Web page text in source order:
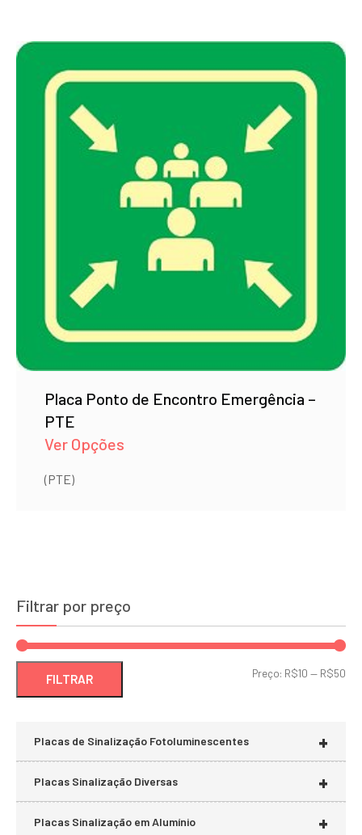
Placa Ponto de Encontro Emergência –
PTE
Ver Opções
(PTE)
Filtrar por preço
FILTRAR Preço: R$10 — R$50
+
Placas de Sinalização Fotoluminescentes
+
Placas Sinalização Diversas
+
Placas Sinalização em Alumínio